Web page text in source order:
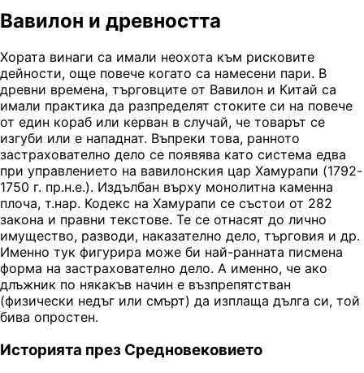
Вавилон и древността
Хората винаги са имали неохота към рисковите
дейности, още повече когато са намесени пари. В
древни времена, търговците от Вавилон и Китай са
имали практика да разпределят стоките си на повече
от един кораб или керван в случай, че товарът се
изгуби или е нападнат. Въпреки това, ранното
застрахователно дело се появява като система едва
при управлението на вавилонския цар Хамурапи (1792-
1750 г. пр.н.е.). Издълбан върху монолитна каменна
плоча, т.нар. Кодекс на Хамурапи се състои от 282
закона и правни текстове. Те се отнасят до лично
имущество, разводи, наказателно дело, търговия и др.
Именно тук фигурира може би най-ранната писмена
форма на застрахователно дело. А именно, че ако
длъжник по някакъв начин е възпрепятстван
(физически недъг или смърт) да изплаща дълга си, той
бива опростен.
Историята през Средновековието